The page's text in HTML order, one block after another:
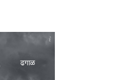
ढगाळ